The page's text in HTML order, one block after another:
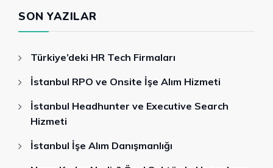
SON YAZILAR
Türkiye’deki HR Tech Firmaları
İstanbul RPO ve Onsite İşe Alım Hizmeti
İstanbul Headhunter ve Executive Search
Hizmeti
İstanbul İşe Alım Danışmanlığı